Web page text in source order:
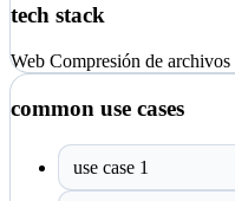
tech stack
Web Compresión de archivos
common use cases
use case 1